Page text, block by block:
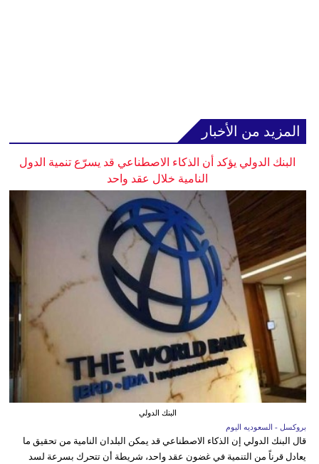
المزيد من الأخبار
البنك الدولي يؤكد أن الذكاء الاصطناعي قد يسرّع تنمية الدول
النامية خلال عقد واحد
البنك الدولي
بروكسل - السعوديه اليوم
قال البنك الدولي إن الذكاء الاصطناعي قد يمكن البلدان النامية من تحقيق ما
يعادل قرناً من التنمية في غضون عقد واحد، شريطة أن تتحرك بسرعة لسد